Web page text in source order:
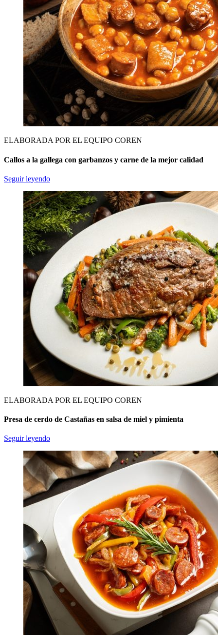
ELABORADA POR EL EQUIPO COREN
Callos a la gallega con garbanzos y carne de la mejor calidad
Seguir leyendo
ELABORADA POR EL EQUIPO COREN
Presa de cerdo de Castañas en salsa de miel y pimienta
Seguir leyendo